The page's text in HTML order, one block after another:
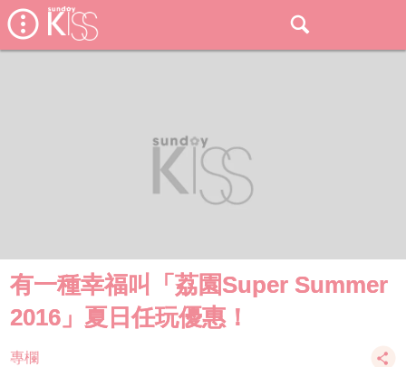
有一種幸福叫「荔園Super Summer
2016」夏日任玩優惠！
專欄